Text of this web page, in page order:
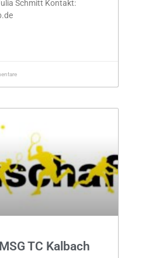
Schmitt Kontakt:
TC Kalbach